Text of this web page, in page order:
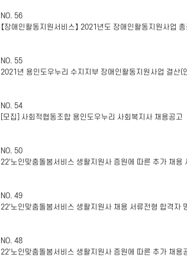
NO. 56
【장애인활동지원서비스】 2021년도 장애인활동지원사업
NO. 55
2021년 용인도우누리 수지지부 장애인활동지원사업 결산(
NO. 54
[모집] 사회적협동조합 용인도우누리 사회복지사 채용공고
NO. 50
22'노인맞춤돌봄서비스 생활지원사 증원에 따른 추가 채용
NO. 49
22'노인맞춤돌봄서비스 생활지원사 채용 서류전형 합격자
NO. 48
22'노인맞춤돌봄서비스 생활지원사 증원에 따른 추가 채용